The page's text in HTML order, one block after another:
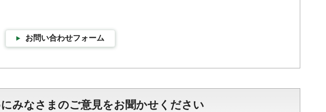
お問い合わせフォーム
みなさまのご意見をお聞かせください